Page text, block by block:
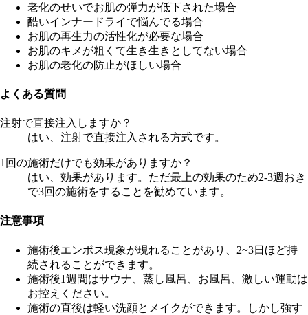
老化のせいでお肌の弾力が低下された場合
酷いインナードライで悩んでる場合
お肌の再生力の活性化が必要な場合
お肌のキメが粗くて生き生きとしてない場合
お肌の老化の防止がほしい場合
よくある質問
注射で直接注入しますか？
はい、注射で直接注入される方式です。
1回の施術だけでも効果がありますか？
はい、効果があります。ただ最上の効果のため2-3週おき
で3回の施術をすることを勧めています。
注意事項
施術後エンボス現象が現れることがあり、2~3日ほど持
続されることができます。
施術後1週間はサウナ、蒸し風呂、お風呂、激しい運動は
お控えください。
施術の直後は軽い洗顔とメイクができます。しかし強す